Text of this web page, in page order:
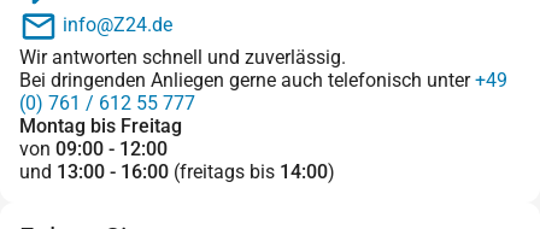
info@Z24.de
Wir antworten schnell und zuverlässig.
Bei dringenden Anliegen gerne auch telefonisch unter+49
(0) 761 / 612 55 777
Montag bis Freitag
von 09:00 - 12:00
und 13:00 - 16:00 (freitags bis 14:00)